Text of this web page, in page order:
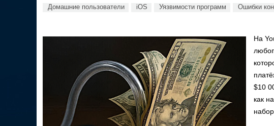
Домашние пользователи iOS Уязвимости программ Ошибки
На
$10
как